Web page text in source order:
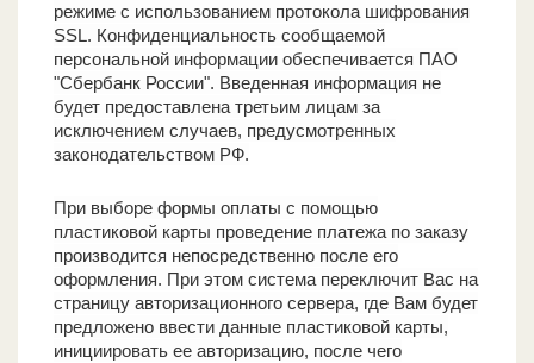
режиме с использованием протокола шифрования
SSL. Конфиденциальность сообщаемой
персональной информации обеспечивается ПАО
"Сбербанк России". Введенная информация не
будет предоставлена третьим лицам за
исключением случаев, предусмотренных
законодательством РФ.
При выборе формы оплаты с помощью
пластиковой карты проведение платежа по заказу
производится непосредственно после его
оформления. При этом система переключит Вас на
страницу авторизационного сервера, где Вам будет
предложено ввести данные пластиковой карты,
инициировать ее авторизацию, после чего